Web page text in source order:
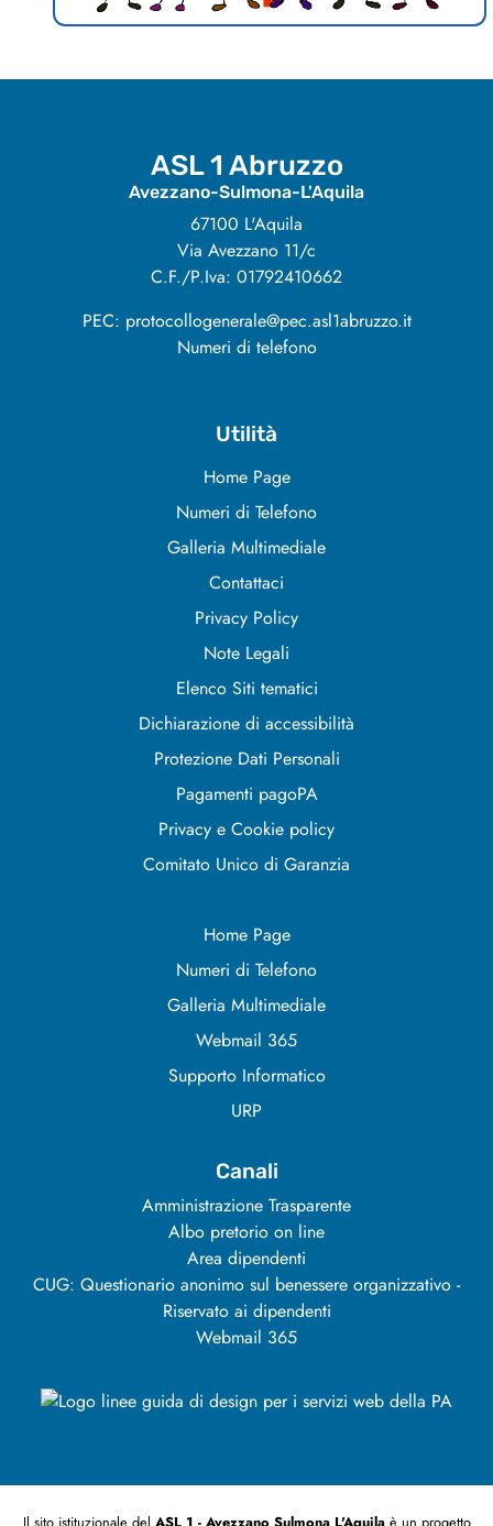
ASL 1 Abruzzo
Avezzano-Sulmona-L'Aquila
67100 L'Aquila
Via Avezzano 11/c
C.F./P.Iva: 01792410662
PEC: protocollogenerale@pec.asl1abruzzo.it
Numeri di telefono
Utilità
Home Page
Numeri di Telefono
Galleria Multimediale
Contattaci
Privacy Policy
Note Legali
Elenco Siti tematici
Dichiarazione di accessibilità
Protezione Dati Personali
Pagamenti pagoPA
Privacy e Cookie policy
Comitato Unico di Garanzia
Home Page
Numeri di Telefono
Galleria Multimediale
Webmail 365
Supporto Informatico
URP
Canali
Amministrazione Trasparente
Albo pretorio on line
Area dipendenti
CUG: Questionario anonimo sul benessere organizzativo -
Riservato ai dipendenti
Webmail 365
Il sito istituzionale del ASL 1 - Avezzano Sulmona L'Aquilaè un progetto